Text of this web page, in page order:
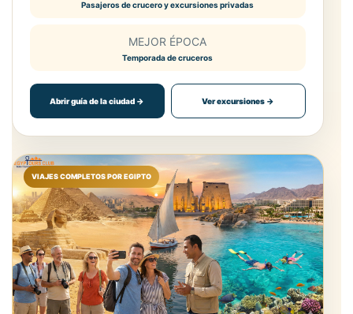
Pasajeros de crucero y excursiones privadas
MEJOR ÉPOCA
Temporada de cruceros
Abrir guía de la ciudad → Ver excursiones →
VIAJES COMPLETOS POR EGIPTO